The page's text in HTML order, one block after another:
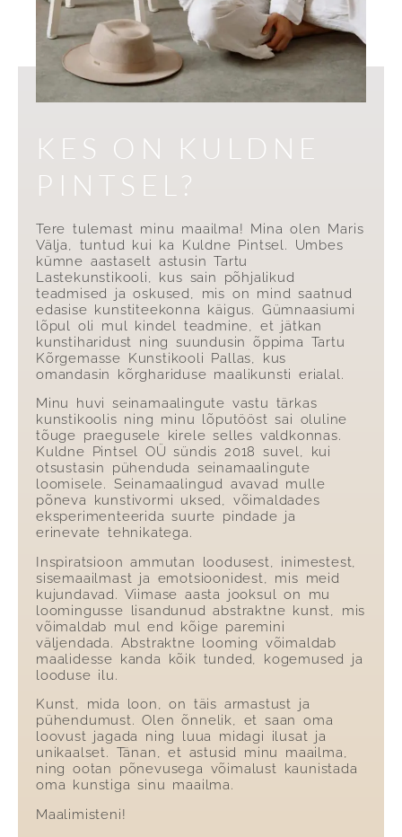
KES ON KULDNE
PINTSEL?
Tere tulemast minu maailma! Mina olen Maris
Välja, tuntud kui ka Kuldne Pintsel. Umbes
kümne aastaselt astusin Tartu
Lastekunstikooli, kus sain põhjalikud
teadmised ja oskused, mis on mind saatnud
edasise kunstiteekonna käigus. Gümnaasiumi
lõpul oli mul kindel teadmine, et jätkan
kunstiharidust ning suundusin õppima Tartu
Kõrgemasse Kunstikooli Pallas, kus
omandasin kõrghariduse maalikunsti erialal.
Minu huvi seinamaalingute vastu tärkas
kunstikoolis ning minu lõputööst sai oluline
tõuge praegusele kirele selles valdkonnas.
Kuldne Pintsel OÜ sündis 2018 suvel, kui
otsustasin pühenduda seinamaalingute
loomisele. Seinamaalingud avavad mulle
põneva kunstivormi uksed, võimaldades
eksperimenteerida suurte pindade ja
erinevate tehnikatega.
Inspiratsioon ammutan loodusest, inimestest,
sisemaailmast ja emotsioonidest, mis meid
kujundavad. Viimase aasta jooksul on mu
loomingusse lisandunud abstraktne kunst, mis
võimaldab mul end kõige paremini
väljendada. Abstraktne looming võimaldab
maalidesse kanda kõik tunded, kogemused ja
looduse ilu.
Kunst, mida loon, on täis armastust ja
pühendumust. Olen õnnelik, et saan oma
loovust jagada ning luua midagi ilusat ja
unikaalset. Tänan, et astusid minu maailma,
ning ootan põnevusega võimalust kaunistada
oma kunstiga sinu maailma.
Maalimisteni!